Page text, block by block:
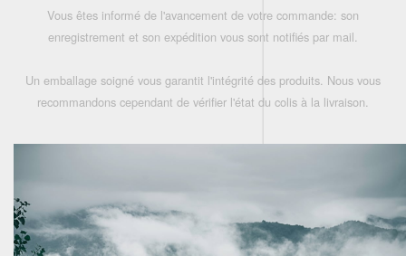
Vous êtes informé de l'avancement de votre commande: son
enregistrement et son expédition vous sont notifiés par mail.
Un emballage soigné vous garantit l'intégrité des produits. Nous vous
recommandons cependant de vérifier l'état du colis à la livraison.